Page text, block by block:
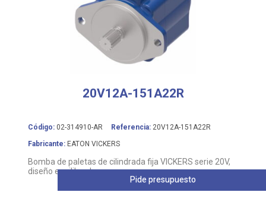
20V12A-151A22R
Código: 02-314910-AR Referencia: 20V12A-151A22R
Fabricante: EATON VICKERS
Bomba de paletas de cilindrada fija VICKERS serie 20V,
diseño equilibrado
Pide presupuesto